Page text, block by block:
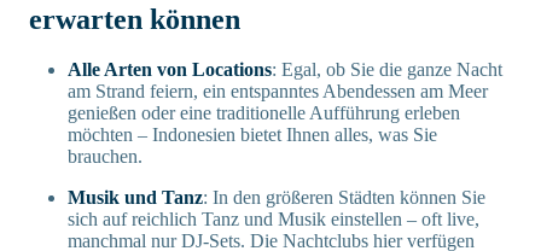
erwarten können
Alle Arten von Locations: Egal, ob Sie die ganze Nacht
am Strand feiern, ein entspanntes Abendessen am Meer
genießen oder eine traditionelle Aufführung erleben
möchten – Indonesien bietet Ihnen alles, was Sie
brauchen.
Musik und Tanz: In den größeren Städten können Sie
sich auf reichlich Tanz und Musik einstellen – oft live,
manchmal nur DJ-Sets. Die Nachtclubs hier verfügen